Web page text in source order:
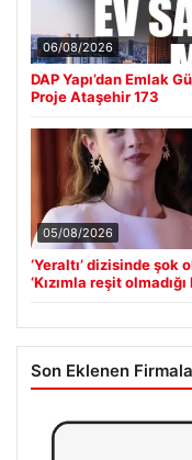
06/08/2026
DAP Yapı’dan Emlak
Proje Ataşehir 173
05/08/2026
‘Yeraltı’ dizisinde şok
‘Kızımla reşit
Son Eklenen